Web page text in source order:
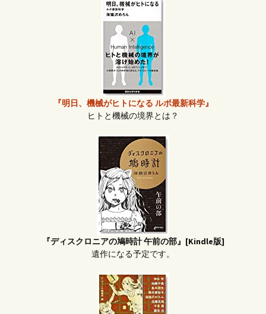
『明日、機械がヒトになる ルポ最新科学』
ヒトと機械の境界とは？
『ディスクロニアの鳩時計 午前の部』[Kindle版]
遺作になる予定です。